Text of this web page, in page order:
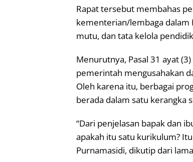
Rapat tersebut membahas
kementerian/lembaga dalam
mutu, dan tata kelola
Menurutnya, Pasal 31 ayat
pemerintah mengusahakan
Oleh karena itu, berbagai
berada dalam satu kerangka
“Dari penjelasan bapak dan
apakah itu satu kurikulum?
Purnamasidi, dikutip dari